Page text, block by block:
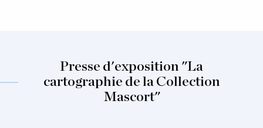
Presse d'exposition "La
cartographie de la Collection
Mascort"